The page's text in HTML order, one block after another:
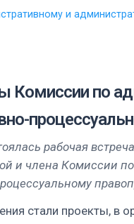
и
Комиссии по
рабочая
и члена Комиссии
стали проекты, в